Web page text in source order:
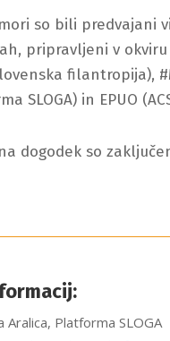
so bili predvajani
pripravljeni v
filantropija),
SLOGA) in EPUO
dogodek so
Aralica, Platforma SLOGA